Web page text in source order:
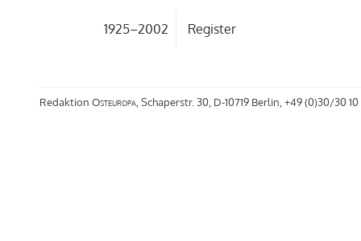
1925–2002 Register
Redaktion Osteuropa, Schaperstr. 30, D-10719 Berlin, +49 (0)30/30